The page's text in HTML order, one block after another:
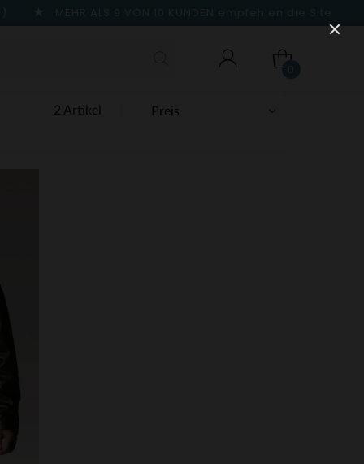
MEHR ALS 9 VON 10 KUNDEN empfehlen die Site
0
2 Artikel